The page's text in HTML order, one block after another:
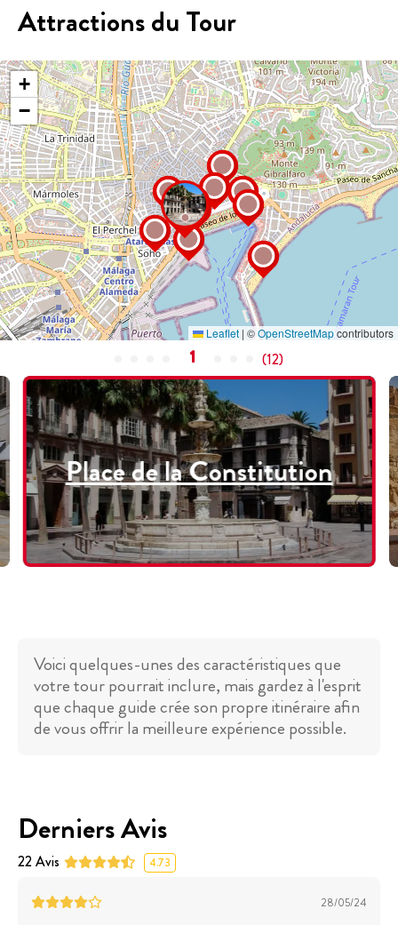
Attractions du Tour
+
−
Leaflet | ©OpenStreetMapcontributors
1 (12)
Place de la Constitution
Voici quelques-unes des caractéristiques que
votre tour pourrait inclure, mais gardez à l'esprit
que chaque guide crée son propre itinéraire afin
de vous offrir la meilleure expérience possible.
Derniers Avis
22Avis 4.73
28/05/24